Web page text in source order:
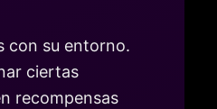
con su entorno.
ciertas
recompensas